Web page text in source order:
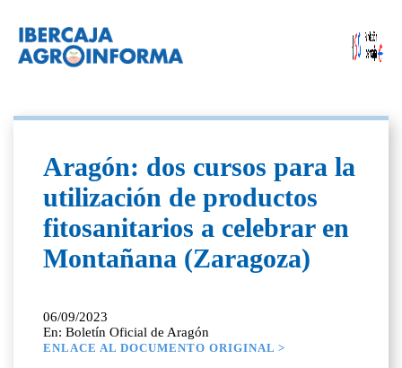
Aragón: dos cursos para la
utilización de productos
fitosanitarios a celebrar en
Montañana (Zaragoza)
06/09/2023
En: Boletín Oficial de Aragón
ENLACE AL DOCUMENTO ORIGINAL >